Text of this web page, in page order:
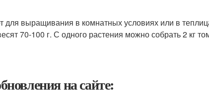
для выращивания в комнатных условиях или в
70-100 г. С одного растения можно собрать 2 кг
на сайте: